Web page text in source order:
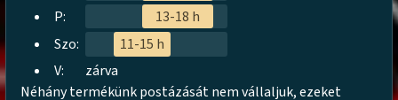
P:
13-18 h
Szo:
11-15 h
V:
zárva
Néhány termékünk postázását nem vállaljuk, ezeket